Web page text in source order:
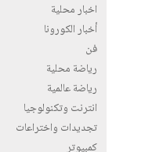
اخبار محلية
أخبار الكورونا
فن
رياضة محلية
رياضة عالمية
انترنت وتكنولوجيا
تجديدات واختراعات
كمبيوتر